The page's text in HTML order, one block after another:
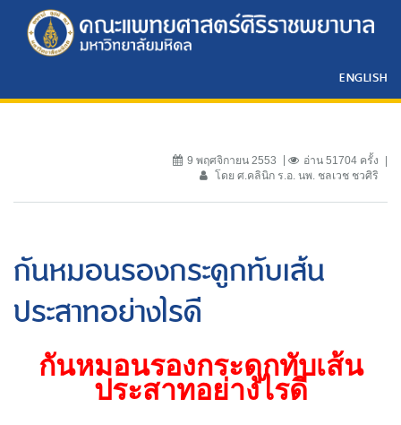
ENGLISH
9 พฤศจิกายน 2553
อ่าน 51704 ครั้ง
โดย ศ.คลินิก ร.อ. นพ. ชลเวช ชวศิริ
กันหมอนรองกระดูกทับเส้น
ประสาทอย่างไรดี
กันหมอนรองกระดูกทับเส้น
ประสาทอย่างไรดี